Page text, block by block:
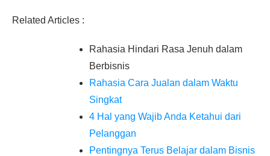
Related Articles :
Rahasia Hindari Rasa Jenuh dalam
Berbisnis
Rahasia Cara Jualan dalam Waktu
Singkat
4 Hal yang Wajib Anda Ketahui dari
Pelanggan
Pentingnya Terus Belajar dalam Bisnis